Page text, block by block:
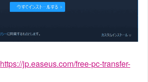
https://jp.easeus.com/free-pc-transfer-